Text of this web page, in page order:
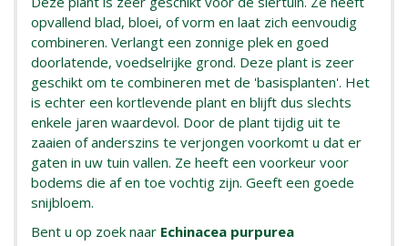
opvallend blad, bloei, of vorm en laat zich eenvoudig
combineren. Verlangt een zonnige plek en goed
doorlatende, voedselrijke grond. Deze plant is zeer
geschikt om te combineren met de 'basisplanten'. Het
is echter een kortlevende plant en blijft dus slechts
enkele jaren waardevol. Door de plant tijdig uit te
zaaien of anderszins te verjongen voorkomt u dat er
gaten in uw tuin vallen. Ze heeft een voorkeur voor
bodems die af en toe vochtig zijn. Geeft een goede
snijbloem.
Bent u op zoek naar Echinacea purpurea